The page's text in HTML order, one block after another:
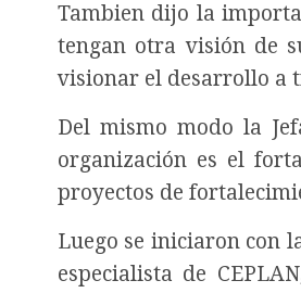
Tambien dijo la
tengan otra visión de
visionar el desarrollo a
Del mismo modo la
organización es el
proyectos de
Luego se iniciaron con
especialista de